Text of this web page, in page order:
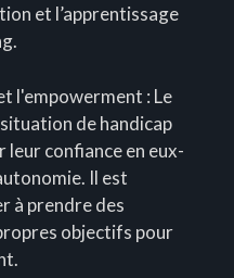
et l’apprentissage
l'empowerment : Le
de handicap
leur confiance en eux-
Il est
à prendre des
objectifs pour